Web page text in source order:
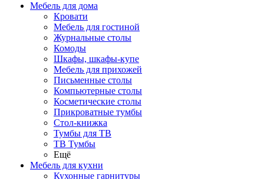
Мебель для дома
Кровати
Мебель для гостиной
Журнальные столы
Комоды
Шкафы, шкафы-купе
Мебель для прихожей
Письменные столы
Компьютерные столы
Косметические столы
Прикроватные тумбы
Стол-книжка
Тумбы для ТВ
ТВ Тумбы
Ещё
Мебель для кухни
Кухонные гарнитуры